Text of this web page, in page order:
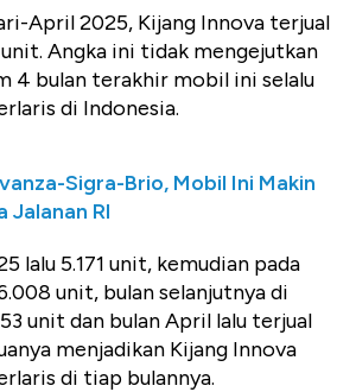
April 2025, Kijang Innova terjual
unit. Angka ini tidak mengejutkan
4 bulan terakhir mobil ini selalu
di Indonesia.
Sigra-Brio, Mobil Ini Makin
Jalanan RI
lalu 5.171 unit, kemudian pada
unit, bulan selanjutnya di
unit dan bulan April lalu terjual
menjadikan Kijang Innova
di tiap bulannya.